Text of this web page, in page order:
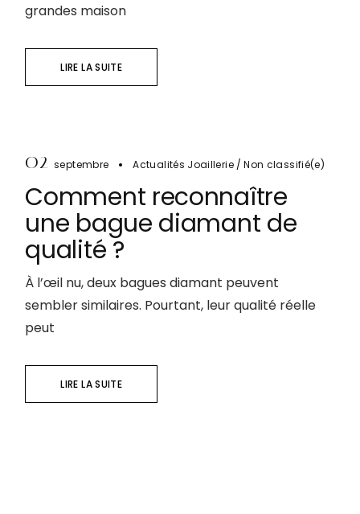
grandes maison
LIRE LA SUITE
02 septembre Actualités Joaillerie Non classifié(e)
Comment reconnaître
une bague diamant de
qualité ?
À l’œil nu, deux bagues diamant peuvent
sembler similaires. Pourtant, leur qualité réelle
peut
LIRE LA SUITE